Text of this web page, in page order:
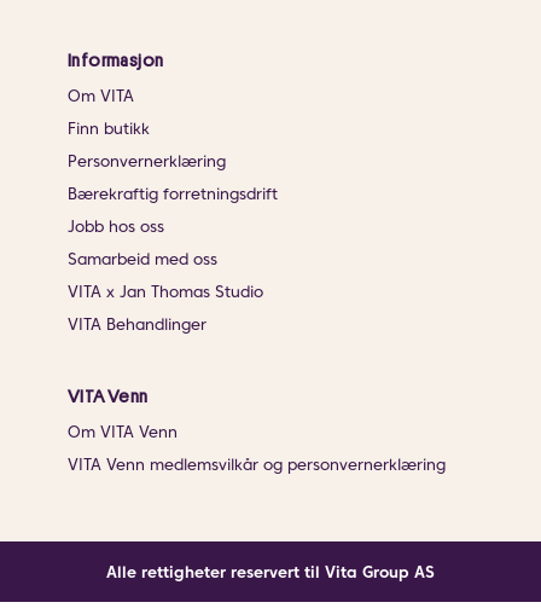
Informasjon
Om VITA
Finn butikk
Personvernerklæring
Bærekraftig forretningsdrift
Jobb hos oss
Samarbeid med oss
VITA x Jan Thomas Studio
VITA Behandlinger
VITA Venn
Om VITA Venn
VITA Venn medlemsvilkår og personvernerklæring
Alle rettigheter reservert til Vita Group AS